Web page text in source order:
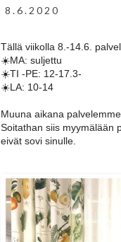
8.6.2020
Tällä viikolla 8.-14.6.
☀️MA: suljettu
☀️TI -PE: 12-17.3-
☀️LA: 10-14
Muuna aikana
Soitathan siis myymälään
eivät sovi sinulle.